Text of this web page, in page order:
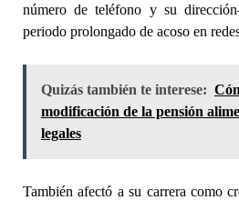
número de teléfono y su
periodo prolongado de acoso en
Quizás también te interese:
modificación de la pensión
legales
También afectó a su carrera como